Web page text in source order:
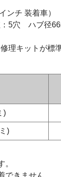
ンチ 装着車）
5穴 ハブ径
理キットが標
)
)
。
きません。